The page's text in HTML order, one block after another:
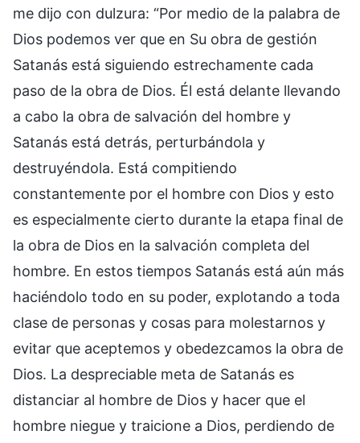
me dijo con dulzura: “Por medio de la palabra de
Dios podemos ver que en Su obra de gestión
Satanás está siguiendo estrechamente cada
paso de la obra de Dios. Él está delante llevando
a cabo la obra de salvación del hombre y
Satanás está detrás, perturbándola y
destruyéndola. Está compitiendo
constantemente por el hombre con Dios y esto
es especialmente cierto durante la etapa final de
la obra de Dios en la salvación completa del
hombre. En estos tiempos Satanás está aún más
haciéndolo todo en su poder, explotando a toda
clase de personas y cosas para molestarnos y
evitar que aceptemos y obedezcamos la obra de
Dios. La despreciable meta de Satanás es
distanciar al hombre de Dios y hacer que el
hombre niegue y traicione a Dios, perdiendo de